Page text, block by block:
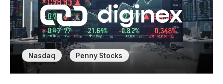
Nasdaq , Penny Stocks